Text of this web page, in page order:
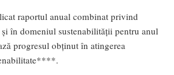
raportul anual combinat privind
și în domeniul sustenabilității pentru anul
progresul obținut în atingerea